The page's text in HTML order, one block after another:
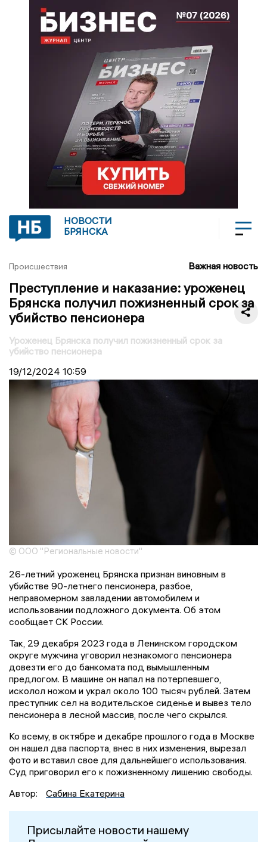
НОВОСТИ
БРЯНСКА
Происшествия Важная новость
Преступление и наказание: уроженец
Брянска получил пожизненный срок за
убийство пенсионера
Уроженец Брянска получил пожизненный срок за
убийство пенсионера
19/12/2024 10:59
© ООО "Региональные новости"
26-летний уроженец Брянска признан виновным в
убийстве 90-летнего пенсионера, разбое,
неправомерном завладении автомобилем и
использовании подложного документа. Об этом
сообщает СК России.
Так, 29 декабря 2023 года в Ленинском городском
округе мужчина уговорил незнакомого пенсионера
довезти его до банкомата под вымышленным
предлогом. В машине он напал на потерпевшего,
исколол ножом и украл около 100 тысяч рублей. Затем
преступник сел на водительское сиденье и вывез тело
пенсионера в лесной массив, после чего скрылся.
Ко всему, в октябре и декабре прошлого года в Москве
он нашел два паспорта, внес в них изменения, вырезал
фото и вставил свое для дальнейшего использования.
Суд приговорил его к пожизненному лишению свободы.
Автор:
Сабина Екатерина
Присылайте новости нашему